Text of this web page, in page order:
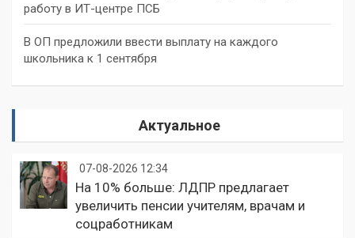
работу в ИТ-центре ПСБ
В ОП предложили ввести выплату на каждого
школьника к 1 сентября
Актуальное
07-08-2026 12:34
На 10% больше: ЛДПР предлагает
увеличить пенсии учителям, врачам и
соцработникам